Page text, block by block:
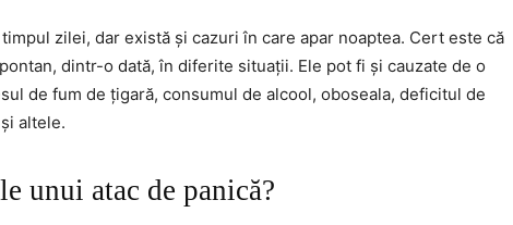
zilei, dar există și cazuri în care apar noaptea. Cert este că
dintr-o dată, în diferite situații. Ele pot fi și cauzate de o
de fum de țigară, consumul de alcool, oboseala, deficitul de
altele.
unui atac de panică?